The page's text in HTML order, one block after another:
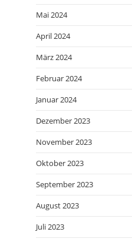
Mai 2024
April 2024
März 2024
Februar 2024
Januar 2024
Dezember 2023
November 2023
Oktober 2023
September 2023
August 2023
Juli 2023